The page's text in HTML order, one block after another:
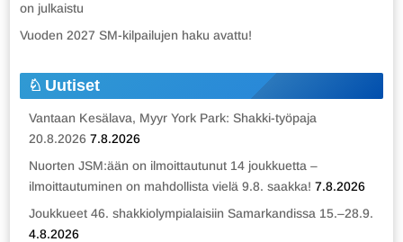
on julkaistu
Vuoden 2027 SM-kilpailujen haku avattu!
Uutiset
Vantaan Kesälava, Myyr York Park: Shakki-työpaja
20.8.2026 7.8.2026
Nuorten JSM:ään on ilmoittautunut 14 joukkuetta –
ilmoittautuminen on mahdollista vielä 9.8. saakka! 7.8.2026
Joukkueet 46. shakkiolympialaisiin Samarkandissa 15.–28.9.
4.8.2026